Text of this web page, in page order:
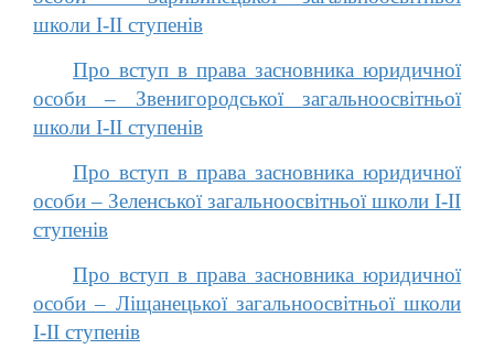
школи І-ІІ ступенів
Про вступ в права засновника юридичної
особи – Звенигородської загальноосвітньої
школи І-ІІ ступенів
Про вступ в права засновника юридичної
особи – Зеленської загальноосвітньої школи І-ІІ
ступенів
Про вступ в права засновника юридичної
особи – Ліщанецької загальноосвітньої школи
І-ІІ ступенів